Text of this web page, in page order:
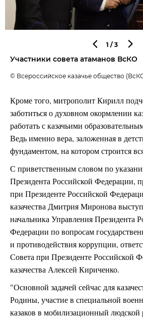
1 /3
Участники совета атаманов ВсКО
© Всероссийское казачье общество
Кроме того, митрополит Кирилл
заботиться о духовном окормлении
работать с казачьими
Ведь именно вера, заложенная в
фундаментом, на котором строится
С приветственным словом по
Президента Российской Федерации,
при Президенте Российской
казачества Дмитрия Миронова
начальника Управления Президента
Федерации по вопросам
и противодействия коррупции,
Совета при Президенте Российской
казачества Алексей Кириченко.
"Основной задачей сейчас для
Родины, участие в специальной
казаков в мобилизационный людской